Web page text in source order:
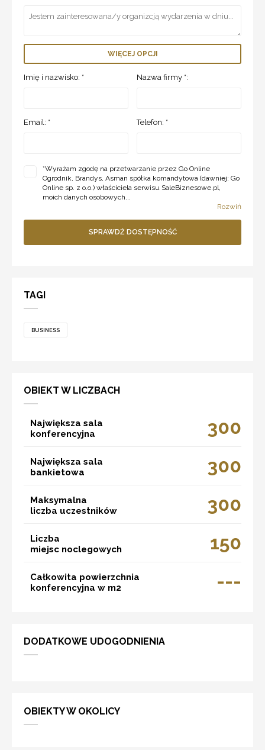
WIĘCEJ OPCJI
Imię i nazwisko: * Nazwa firmy *:
Email: * Telefon: *
*Wyrażam zgodę na przetwarzanie przez Go Online
Ogrodnik, Brandys, Asman spółka komandytowa (dawniej: Go
Online sp. z o.o.) właściciela serwisu SaleBiznesowe.pl,
moich danych osobowych...
Rozwiń
SPRAWDŹ DOSTĘPNOŚĆ
TAGI
BUSINESS
OBIEKT W LICZBACH
Największa sala
konferencyjna
300
Największa sala
bankietowa
300
Maksymalna
liczba uczestników
300
Liczba
miejsc noclegowych
150
Całkowita powierzchnia
konferencyjna w m2
---
DODATKOWE UDOGODNIENIA
OBIEKTY W OKOLICY